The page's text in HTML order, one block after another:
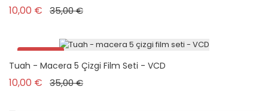
10,00 € Prix de base
35,00 €Prix
Tuah - Macera 5 Çizgi Film Seti - VCD
10,00 € Prix de base
35,00 €Prix